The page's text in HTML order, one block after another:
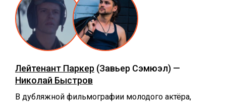
Лейтенант Паркер (Завьер Сэмюэл) —
Николай Быстров
В дубляжной фильмографии молодого актёра,